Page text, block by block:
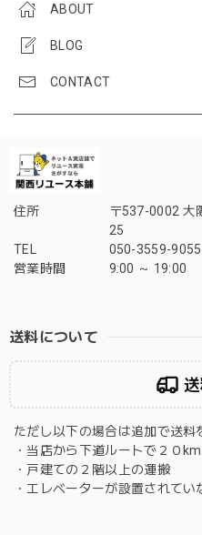
ABOUT
BLOG
CONTACT
住所
〒537-0002 大
25
TEL
050-3559-9055
営業時間
9:00 ～ 19:00
送料について
ただし以下の場合は追加で送料
・当店から下道ルートで２０
・戸建ての２階以上の運搬
・エレベーターが設置されて